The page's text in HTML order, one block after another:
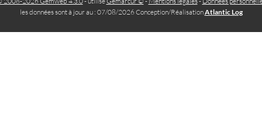
les données sont à jour au : 07/08/2026 Conception/RéalisationAtlantic Log